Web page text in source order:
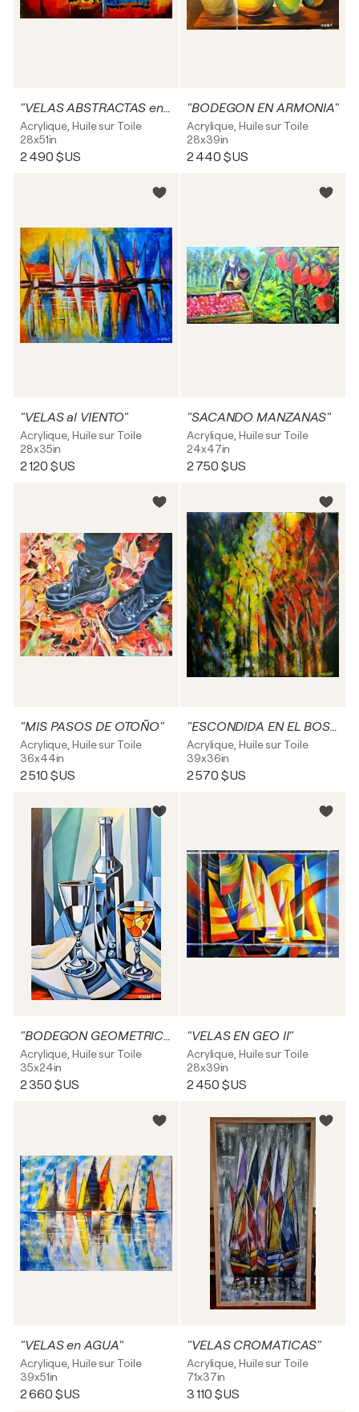
"VELAS ABSTRACTAS en TALCA"
Acrylique, Huile sur Toile
28x51in
2 490 $US
"BODEGON EN ARMONIA"
Acrylique, Huile sur Toile
28x39in
2 440 $US
"VELAS al VIENTO"
Acrylique, Huile sur Toile
28x35in
2 120 $US
"SACANDO MANZANAS"
Acrylique, Huile sur Toile
24x47in
2 750 $US
"MIS PASOS DE OTOÑO"
Acrylique, Huile sur Toile
36x44in
2 510 $US
"ESCONDIDA EN EL BOSQUE"
Acrylique, Huile sur Toile
39x36in
2 570 $US
"BODEGON GEOMETRICO III"
Acrylique, Huile sur Toile
35x24in
2 350 $US
"VELAS EN GEO II"
Acrylique, Huile sur Toile
28x39in
2 450 $US
"VELAS en AGUA"
Acrylique, Huile sur Toile
39x51in
2 660 $US
"VELAS CROMATICAS"
Acrylique, Huile sur Toile
71x37in
3 110 $US